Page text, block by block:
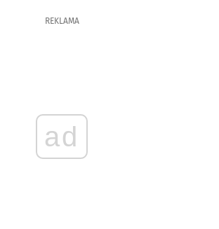
REKLAMA
ad